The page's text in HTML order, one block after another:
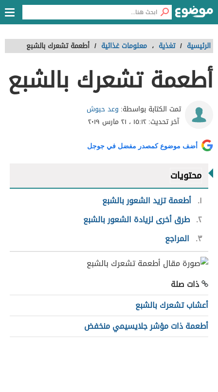
الرئيسية / تغذية ، معلومات غذائية / أطعمة تشعرك بالشبع
أطعمة تشعرك بالشبع
تمت الكتابة بواسطة: وعد حبوش
آخر تحديث:١٥:١٢ ، ٢١ مارس ٢٠١٩
أضف موضوع كمصدر مفضل في جوجل
محتويات
١ أطعمة تزيد الشعور بالشبع
٢ طرق أخرى لزيادة الشعور بالشبع
٣
المراجع
ذات صلة
أعشاب تشعرك بالشبع
أطعمة ذات مؤشر جلايسيمي منخفض